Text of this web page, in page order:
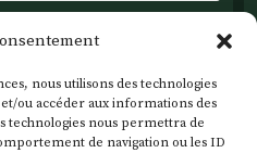
nous utilisons des technologies
ou accéder aux informations des
technologies nous permettra de
de navigation ou les ID